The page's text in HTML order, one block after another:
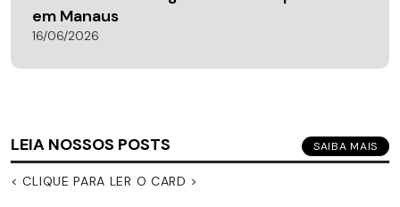
em Manaus
16/06/2026
LEIA NOSSOS POSTS SAIBA MAIS
< CLIQUE PARA LER O CARD >